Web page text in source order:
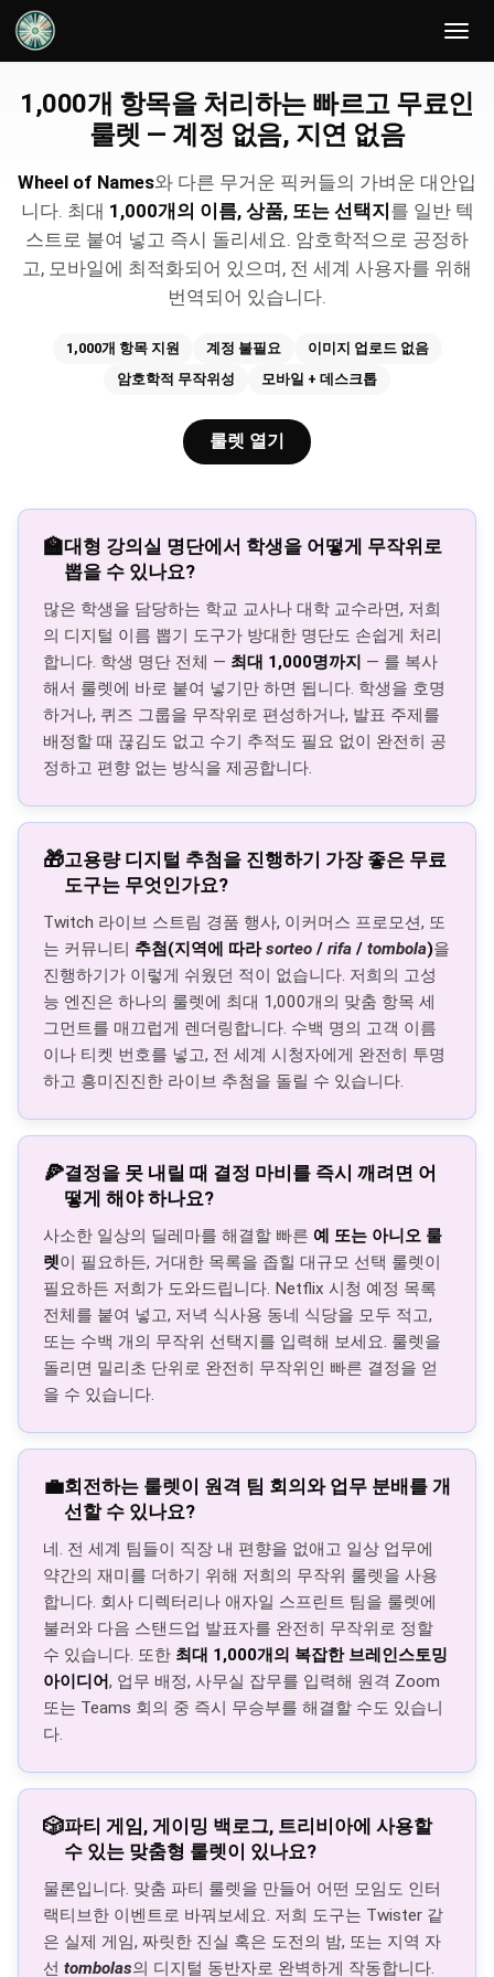
음식 룰렛
1,000개 항목을 처리하는 빠르고 무료인
룰렛 — 계정 없음, 지연 없음
Wheel of Names와 다른 무거운 픽커들의 가벼운 대안입
니다. 최대 1,000개의 이름, 상품, 또는 선택지 를 일반 텍
스트로 붙여 넣고 즉시 돌리세요. 암호학적으로 공정하
고, 모바일에 최적화되어 있으며, 전 세계 사용자를 위해
번역되어 있습니다.
1,000개 항목 지원 계정 불필요
이미지 업로드 없음
암호학적 무작위성
모바일 + 데스크톱
룰렛 열기
🏫대형 강의실 명단에서 학생을 어떻게 무작위로
뽑을 수 있나요?
많은 학생을 담당하는 학교 교사나 대학 교수라면, 저희
의 디지털 이름 뽑기 도구가 방대한 명단도 손쉽게 처리
합니다. 학생 명단 전체 — 최대 1,000명까지 — 를 복사
해서 룰렛에 바로 붙여 넣기만 하면 됩니다. 학생을 호명
하거나, 퀴즈 그룹을 무작위로 편성하거나, 발표 주제를
배정할 때 끊김도 없고 수기 추적도 필요 없이 완전히 공
정하고 편향 없는 방식을 제공합니다.
🎁고용량 디지털 추첨을 진행하기 가장 좋은 무료
도구는 무엇인가요?
Twitch 라이브 스트림 경품 행사, 이커머스 프로모션, 또
는 커뮤니티 추첨(지역에 따라sorteo / rifa / tombola)을
진행하기가 이렇게 쉬웠던 적이 없습니다. 저희의 고성
능 엔진은 하나의 룰렛에 최대 1,000개의 맞춤 항목 세
그먼트를 매끄럽게 렌더링합니다. 수백 명의 고객 이름
이나 티켓 번호를 넣고, 전 세계 시청자에게 완전히 투명
하고 흥미진진한 라이브 추첨을 돌릴 수 있습니다.
🍕결정을 못 내릴 때 결정 마비를 즉시 깨려면 어
떻게 해야 하나요?
사소한 일상의 딜레마를 해결할 빠른 예 또는 아니오 룰
렛이 필요하든, 거대한 목록을 좁힐 대규모 선택 룰렛이
필요하든 저희가 도와드립니다. Netflix 시청 예정 목록
전체를 붙여 넣고, 저녁 식사용 동네 식당을 모두 적고,
또는 수백 개의 무작위 선택지를 입력해 보세요. 룰렛을
돌리면 밀리초 단위로 완전히 무작위인 빠른 결정을 얻
을 수 있습니다.
💼회전하는 룰렛이 원격 팀 회의와 업무 분배를 개
선할 수 있나요?
네. 전 세계 팀들이 직장 내 편향을 없애고 일상 업무에
약간의 재미를 더하기 위해 저희의 무작위 룰렛을 사용
합니다. 회사 디렉터리나 애자일 스프린트 팀을 룰렛에
불러와 다음 스탠드업 발표자를 완전히 무작위로 정할
수 있습니다. 또한 최대 1,000개의 복잡한 브레인스토밍
아이디어, 업무 배정, 사무실 잡무를 입력해 원격 Zoom
또는 Teams 회의 중 즉시 무승부를 해결할 수도 있습니
다.
🎲파티 게임, 게이밍 백로그, 트리비아에 사용할
수 있는 맞춤형 룰렛이 있나요?
물론입니다. 맞춤 파티 룰렛을 만들어 어떤 모임도 인터
랙티브한 이벤트로 바꿔보세요. 저희 도구는 Twister 같
은 실제 게임, 짜릿한 진실 혹은 도전의 밤, 또는 지역 자
선 tombolas의 디지털 동반자로 완벽하게 작동합니다.